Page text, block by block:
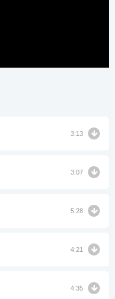
3:13
3:07
5:28
4:21
4:35